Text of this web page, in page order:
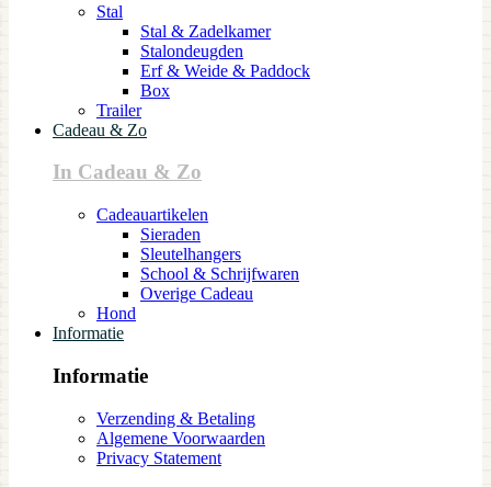
Stal
Stal & Zadelkamer
Stalondeugden
Erf & Weide & Paddock
Box
Trailer
Cadeau & Zo
In Cadeau & Zo
Cadeauartikelen
Sieraden
Sleutelhangers
School & Schrijfwaren
Overige Cadeau
Hond
Informatie
Informatie
Verzending & Betaling
Algemene Voorwaarden
Privacy Statement